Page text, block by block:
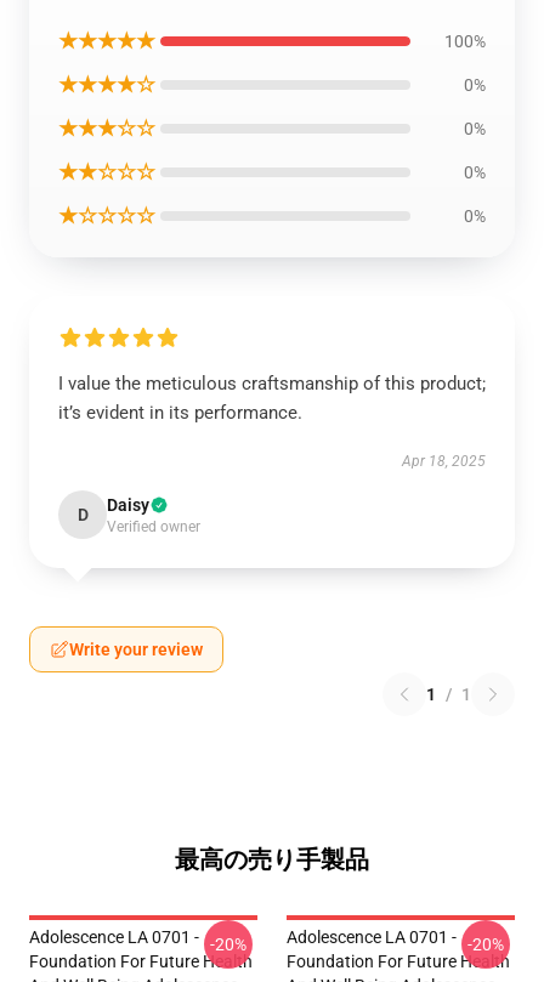
★★★★★ 100%
★★★★☆ 0%
★★★☆☆ 0%
★★☆☆☆ 0%
★☆☆☆☆ 0%
I value the meticulous craftsmanship of this product;
it’s evident in its performance.
Apr 18, 2025
D Daisy
Verified owner
Write your review
1 / 1
最高の売り手製品
Adolescence LA 0701 -
Foundation For Future Health
-20%
Adolescence LA 0701 -
Foundation For Future Health
-20%